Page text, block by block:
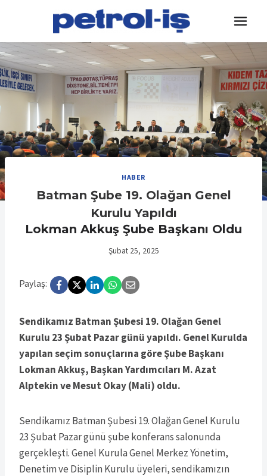
content
HABER
Batman Şube 19. Olağan Genel
Kurulu Yapıldı
Lokman Akkuş Şube Başkanı Oldu
Şubat 25, 2025
Paylaş:
Sendikamız Batman Şubesi 19. Olağan Genel
Kurulu 23 Şubat Pazar günü yapıldı. Genel Kurulda
yapılan seçim sonuçlarına göre Şube Başkanı
Lokman Akkuş, Başkan Yardımcıları M. Azat
Alptekin ve Mesut Okay (Mali) oldu.
Sendikamız Batman Şubesi 19. Olağan Genel Kurulu
23 Şubat Pazar günü şube konferans salonunda
gerçekleşti. Genel Kurula Genel Merkez Yönetim,
Denetim ve Disiplin Kurulu üyeleri, sendikamızın